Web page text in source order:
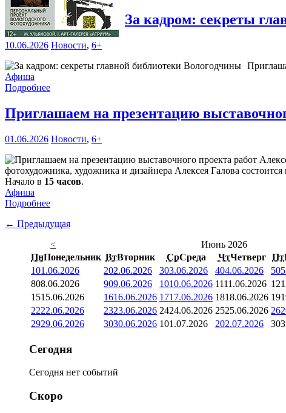
За кадром: секреты
10.06.2026 Новости, 6+
Афиша
Подробнее
Приглашаем на презентацию
01.06.2026 Новости, 6+
фотохудожника, художника и дизайнера Алексея Галова состоится
Начало в 15 часов.
Афиша
Подробнее
← Предыдущая
<
Июнь 2026
ПнПонедельник ВтВторник СрСреда ЧтЧетверг Пт
101.06.2026 202.06.2026 303.06.2026 404.06.2026 5
808.06.2026 909.06.2026 1010.06.2026 1111.06.2026 12
1515.06.2026 1616.06.2026 1717.06.2026 1818.06.2026 19
2222.06.2026 2323.06.2026 2424.06.2026 2525.06.2026 26
2929.06.2026 3030.06.2026 101.07.2026 202.07.2026 3
Сегодня
Сегодня нет событий
Скоро